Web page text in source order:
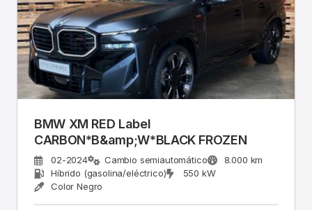
BMW XM RED Label
CARBON*B&amp;W*BLACK FROZEN
02-2024 Cambio semiautomático
8.000 km
Híbrido (gasolina/eléctrico)
550 kW
Color Negro